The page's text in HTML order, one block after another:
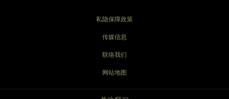
私隐保障政策
传媒信息
联络我们
网站地图